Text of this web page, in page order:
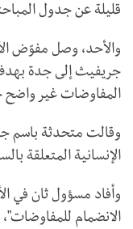
قليلة عن جدول
والأحد، وصل مفوّض
جريفيث إلى جدة بهدف
المفاوضات غير واضح
وقالت متحدثة باسم
الإنسانية المتعلقة
وأفاد مسؤول ثان في
الانضمام للمفاوضات"،